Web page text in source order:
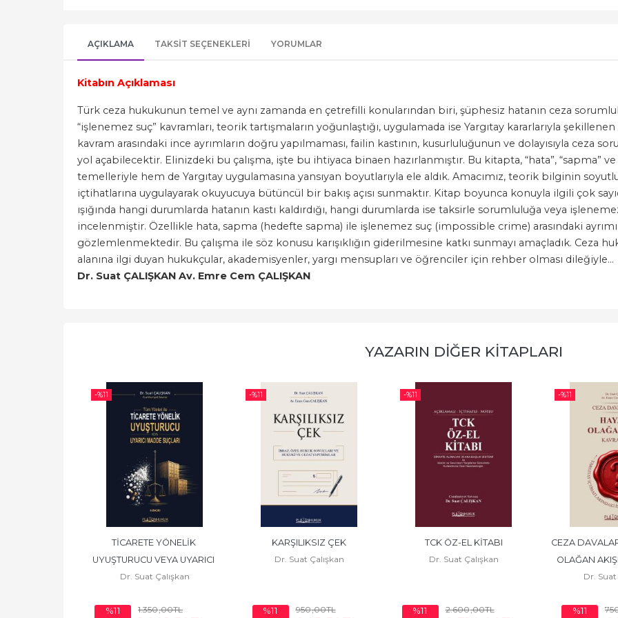
AÇIKLAMA TAKSIT SEÇENEKLERI YORUMLAR
Kitabın Açıklaması
Türk ceza hukukunun temel ve aynı zamanda en çetrefilli konularından biri, şüphesiz hatanın ceza
“işlenemez suç” kavramları, teorik tartışmaların yoğunlaştığı, uygulamada ise Yargıtay kararlarıyla
kavram arasındaki ince ayrımların doğru yapılmaması, failin kastının, kusurluluğunun ve dolayısıyla ceza
yol açabilecektir. Elinizdeki bu çalışma, işte bu ihtiyaca binaen hazırlanmıştır. Bu kitapta, “hata”, “sapma”
temelleriyle hem de Yargıtay uygulamasına yansıyan boyutlarıyla ele aldık. Amacımız, teorik bilginin
içtihatlarına uygulayarak okuyucuya bütüncül bir bakış açısı sunmaktır. Kitap boyunca konuyla ilgili çok
ışığında hangi durumlarda hatanın kastı kaldırdığı, hangi durumlarda ise taksirle sorumluluğa veya
incelenmiştir. Özellikle hata, sapma (hedefte sapma) ile işlenemez suç (impossible crime) arasındaki ayrımın,
gözlemlenmektedir. Bu çalışma ile söz konusu karışıklığın giderilmesine katkı sunmayı amaçladık. Ceza
alanına ilgi duyan hukukçular, akademisyenler, yargı mensupları ve öğrenciler için rehber olması dileğiyle…
Dr. Suat ÇALIŞKAN Av. Emre Cem ÇALIŞKAN
YAZARIN DIĞER KITAPLARI
-%11
TİCARETE YÖNELİK
UYUŞTURUCU VEYA UYARICI
MADDE SUÇLARI
Dr. Suat Çalışkan
%11 1.350,00TL
-%11
KARŞILIKSIZ ÇEK
Dr. Suat Çalışkan
%11 950,00TL
-%11
TCK ÖZ-EL KİTABI
Dr. Suat Çalışkan
%11 2.600,00TL
-%11
CEZA
OLAĞAN
Dr. Suat
%11